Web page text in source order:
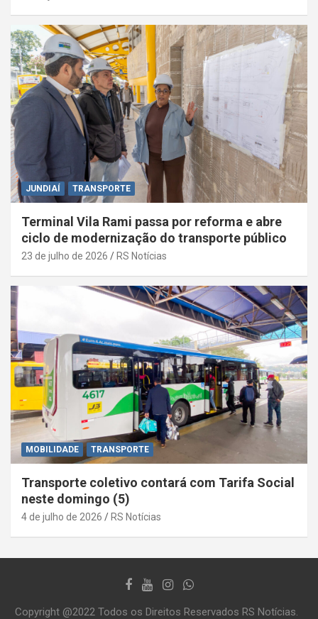
JUNDIAÍ TRANSPORTE
Terminal Vila Rami passa por reforma e abre
ciclo de modernização do transporte público
23 de julho de 2026 RS Notícias
MOBILIDADE TRANSPORTE
Transporte coletivo contará com Tarifa Social
neste domingo (5)
4 de julho de 2026 RS Notícias
Copyright @2022 Todos os Direitos Reservados RS Notícias.